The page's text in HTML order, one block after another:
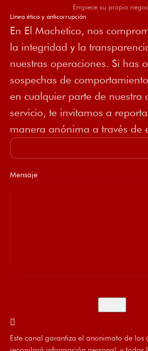
Empiece su propio
Línea ética y anticorrupción
En El Machetico, nos
la integridad y la
nuestras operaciones. Si has
sospechas de
en cualquier parte de nuestra
servicio, te invitamos a
manera anónima a través de
Mensaje
Este canal garantiza el anonimato de los